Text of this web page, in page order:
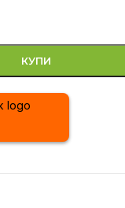
КУПИ